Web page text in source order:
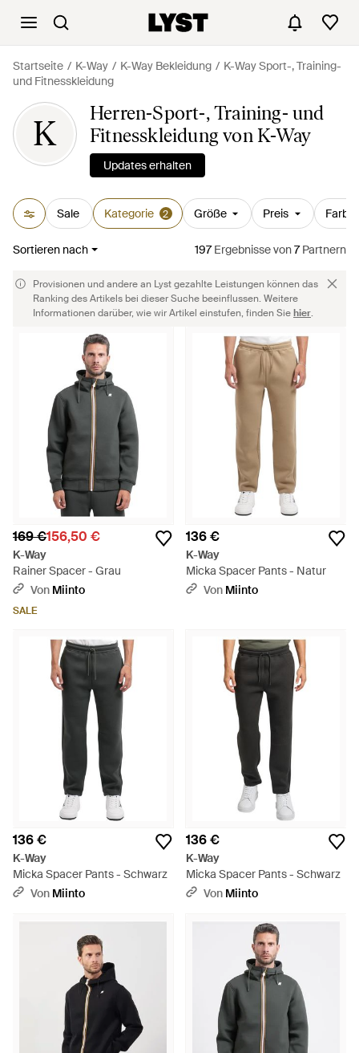
Startseite K-Way K-Way Bekleidung
K-Way Sport-, Training-
und Fitnesskleidung
K
Herren-Sport-, Training- und
Fitnesskleidung von K-Way
Updates erhalten
Sale Kategorie 2 Größe Preis Farbe
Sortieren nach 197Ergebnissevon7Partnern
Provisionen und andere an Lyst gezahlte Leistungen können das
Ranking des Artikels bei dieser Suche beeinflussen. Weitere
Informationen darüber, wie wir Artikel einstufen, finden Siehier.
169 €156,50 €
K-Way
Rainer Spacer - Grau
Von Miinto
SALE
136 €
K-Way
Micka Spacer Pants - Natur
Von Miinto
136 €
K-Way
Micka Spacer Pants - Schwarz
Von Miinto
136 €
K-Way
Micka Spacer Pants - Schwarz
Von Miinto